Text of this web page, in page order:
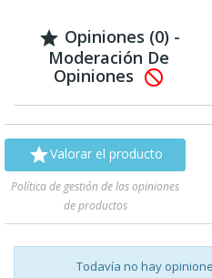
 Opiniones (0) -
Moderación De
Opiniones 
Valorar el producto
Política de gestión de las opiniones
de productos
Todavía no hay